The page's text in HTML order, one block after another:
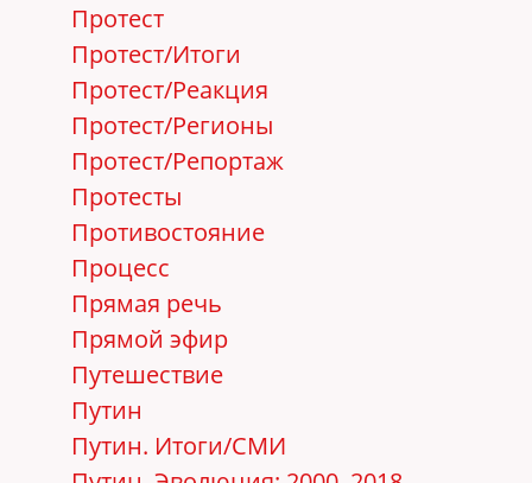
Протест
Протест/Итоги
Протест/Реакция
Протест/Регионы
Протест/Репортаж
Протесты
Противостояние
Процесс
Прямая речь
Прямой эфир
Путешествие
Путин
Путин. Итоги/СМИ